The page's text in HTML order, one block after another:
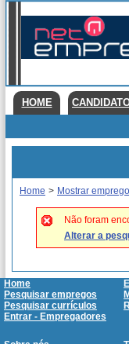
HOME
Home > Mostrar
Não foram
Alterar a
Home
Pesquisar empregos
Pesquisar currículos
Entrar - Empregadores